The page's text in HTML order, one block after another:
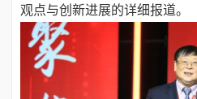
观点与创新进展的详细报道。